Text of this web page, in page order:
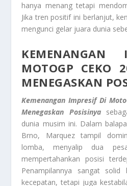
hanya menang tetapi
Jika tren positif ini berlanjut,
mengunci gelar juara dunia
KEMENANGAN
MOTOGP CEKO
MENEGASKAN
Kemenangan Impresif Di
Menegaskan Posisinya
dunia musim ini. Dalam
Brno, Marquez tampil
lomba, menyalip dua
mempertahankan posisi
Penampilannya sangat
kecepatan, tetapi juga